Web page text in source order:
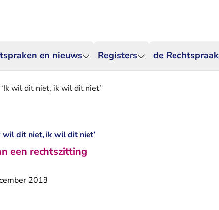
en nieuws Registers de Rechtspraak
wil dit niet, ik wil dit niet’
wil dit niet, ik wil dit niet’
een rechtszitting
2018